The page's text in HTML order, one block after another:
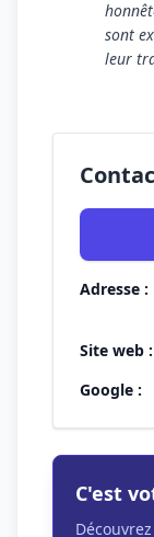
sont
leur
Adresse :
Site web :
Google :
C'est